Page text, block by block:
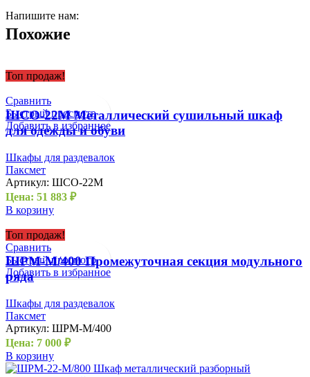
Напишите нам:
Похожие
Топ продаж!
Сравнить
Быстрый просмотр
Добавить в избранное
ШСО-22М Металлический сушильный шкаф
для одежды и обуви
Шкафы для раздевалок
Паксмет
Артикул: ШСО-22М
Цена: 51 883 ₽
В корзину
Топ продаж!
Сравнить
Быстрый просмотр
Добавить в избранное
ШРМ-М/400 Промежуточная секция модульного
ряда
Шкафы для раздевалок
Паксмет
Артикул: ШРМ-М/400
Цена: 7 000 ₽
В корзину